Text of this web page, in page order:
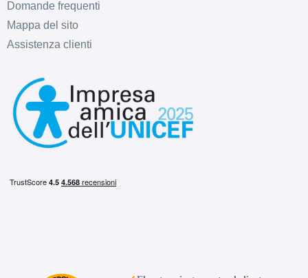
D
Domande frequenti
Mappa del sito
Assistenza clienti